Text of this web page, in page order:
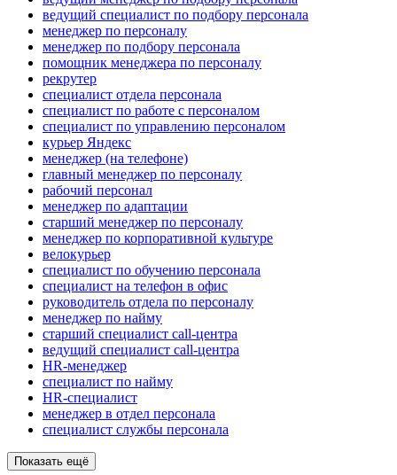
ведущий специалист по подбору персонала
менеджер по персоналу
менеджер по подбору персонала
помощник менеджера по персоналу
рекрутер
специалист отдела персонала
специалист по работе с персоналом
специалист по управлению персоналом
курьер Яндекс
менеджер (на телефоне)
главный менеджер по персоналу
рабочий персонал
менеджер по адаптации
старший менеджер по персоналу
менеджер по корпоративной культуре
велокурьер
специалист по обучению персонала
специалист на телефон в офис
руководитель отдела по персоналу
менеджер по найму
старший специалист call-центра
ведущий специалист call-центра
HR-менеджер
специалист по найму
HR-специалист
менеджер в отдел персонала
специалист службы персонала
Показать ещё